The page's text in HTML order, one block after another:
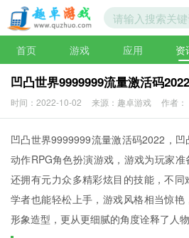
首页 游戏 应用 资
凹凸世界9999999流量激活码2022
时间：2022-10-02 来源：趣卓游戏 作者：
凹凸世界9999999流量激活码2022，
动作RPG角色扮演游戏，游戏为玩家准
还拥有元力众多精彩炫目的技能，不
学者也能轻松上手，游戏风格相当惊
形象造型，更从更细腻的角度诠释了人物